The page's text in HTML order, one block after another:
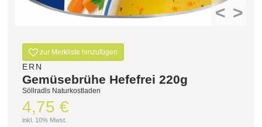
KATEGORIE
Filter zurücksetzen
< >
zur Merkliste hinzufügen
ERN
Gemüsebrühe Hefefrei 220g
Söllradls Naturkostladen
4,75 €
inkl. 10% Mwst.